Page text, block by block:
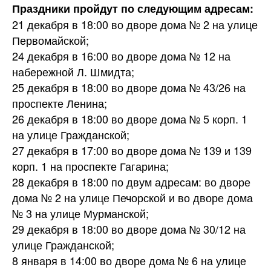
Праздники пройдут по следующим адресам:
21 декабря в 18:00 во дворе дома № 2 на улице
Первомайской;
24 декабря в 16:00 во дворе дома № 12 на
набережной Л. Шмидта;
25 декабря в 18:00 во дворе дома № 43/26 на
проспекте Ленина;
26 декабря в 18:00 во дворе дома № 5 корп. 1
на улице Гражданской;
27 декабря в 17:00 во дворе дома № 139 и 139
корп. 1 на проспекте Гагарина;
28 декабря в 18:00 по двум адресам: во дворе
дома № 2 на улице Печорской и во дворе дома
№ 3 на улице Мурманской;
29 декабря в 18:00 во дворе дома № 30/12 на
улице Гражданской;
8 января в 14:00 во дворе дома № 6 на улице